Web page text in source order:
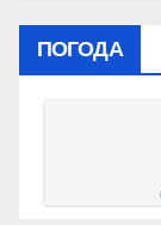
ПОГОДА